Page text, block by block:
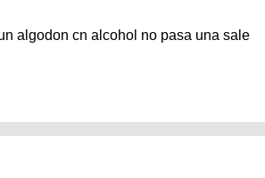
algodon cn alcohol no pasa una sale